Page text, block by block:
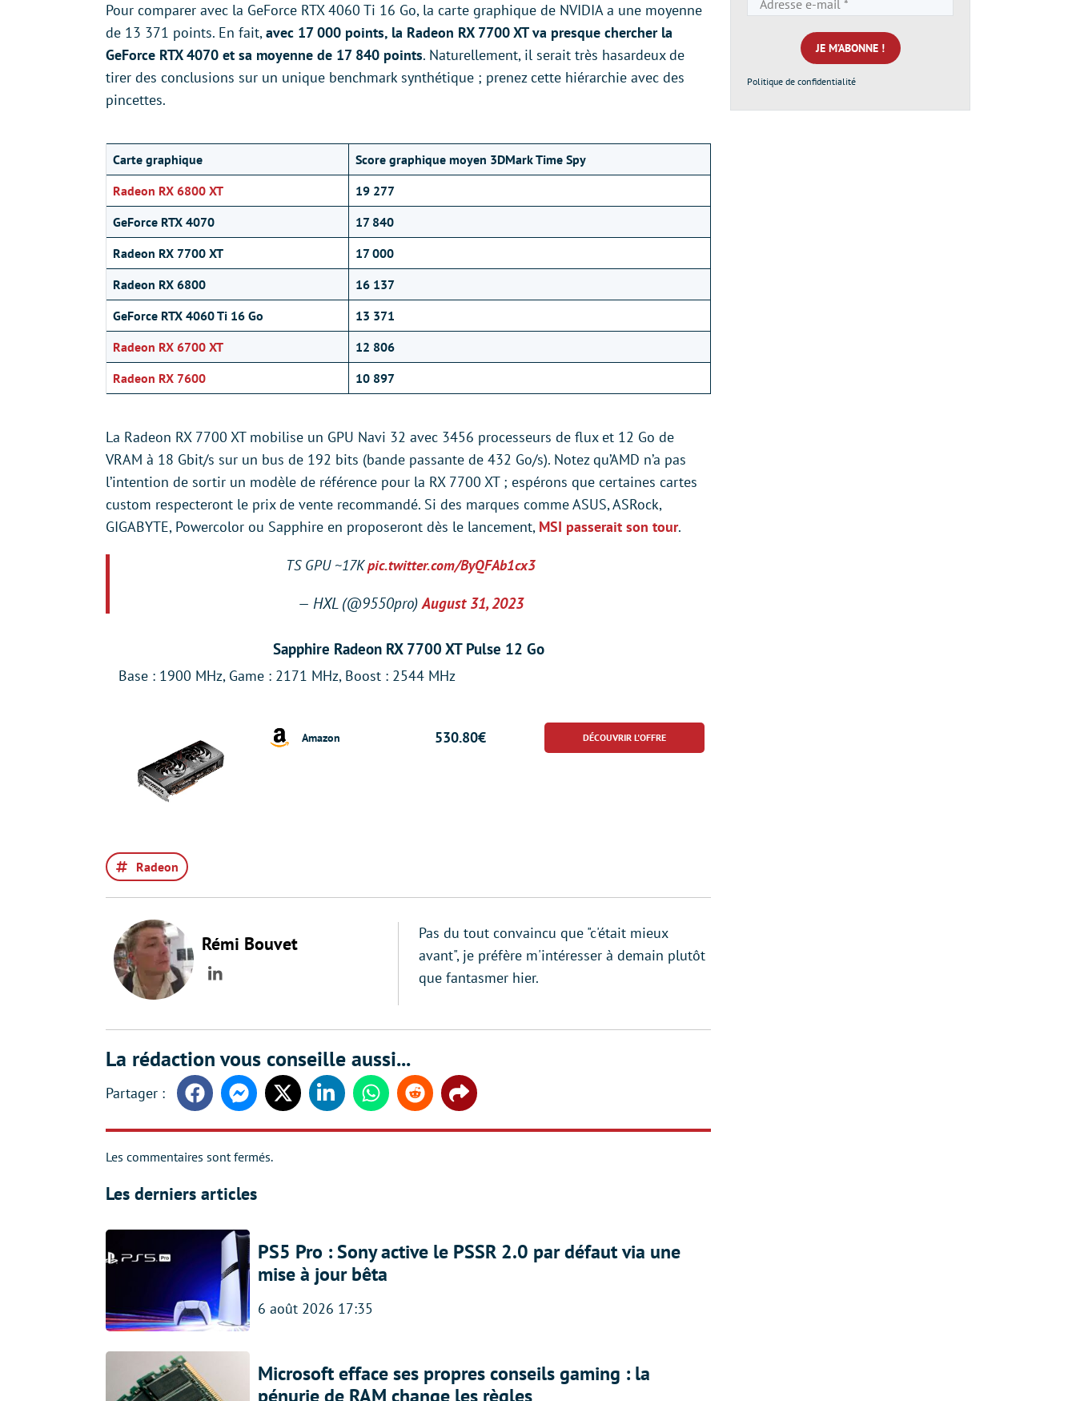
Pour comparer avec la GeForce RTX 4060 Ti 16 Go, la carte graphique de NVIDIA a une moyenne
de 13 371 points. En fait,avec 17 000 points, la Radeon RX 7700 XT va presque chercher la
GeForce RTX 4070 et sa moyenne de 17 840 points. Naturellement, il serait très hasardeux de
tirer des conclusions sur un unique benchmark synthétique ; prenez cette hiérarchie avec des
pincettes.
Carte graphique
Score graphique moyen 3DMark Time Spy
Radeon RX 6800 XT
19 277
GeForce RTX 4070
17 840
Radeon RX 7700 XT
17 000
Radeon RX 6800
16 137
GeForce RTX 4060 Ti 16 Go
13 371
Radeon RX 6700 XT
12 806
Radeon RX 7600
10 897
La Radeon RX 7700 XT mobilise un GPU Navi 32 avec 3456 processeurs de flux et 12 Go de
VRAM à 18 Gbit/s sur un bus de 192 bits (bande passante de 432 Go/s). Notez qu’AMD n’a pas
l’intention de sortir un modèle de référence pour la RX 7700 XT ; espérons que certaines cartes
custom respecteront le prix de vente recommandé. Si des marques comme ASUS, ASRock,
GIGABYTE, Powercolor ou Sapphire en proposeront dès le lancement, MSI passerait son tour.
TS GPU ~17Kpic.twitter.com/ByQFAb1cx3
— HXL (@9550pro)August 31, 2023
Sapphire Radeon RX 7700 XT Pulse 12 Go
Base : 1900 MHz, Game : 2171 MHz, Boost : 2544 MHz
Amazon 530.80€
Radeon
Rémi Bouvet
LinkedIn
Pas du tout convaincu que "c'était mieux
avant", je préfère m'intéresser à demain plutôt
que fantasmer hier.
La rédaction vous conseille aussi...
FacebookMessengerTwitter LinkedinWhatsappReddit Share
Les commentaires sont fermés.
Les derniers articles
PS5 Pro : Sony active le PSSR 2.0 par défaut via une
mise à jour bêta
6 août 2026 17:35
Microsoft efface ses propres conseils gaming : la
e-
mail
*
Politique de confidentialité